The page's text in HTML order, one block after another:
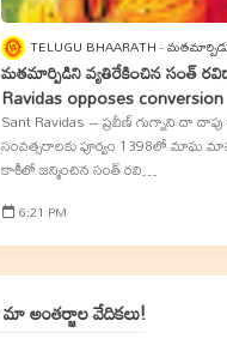
TELUGU BHAARATH
మతమార్పిడిని వ్యతిరేకించిన సంత్‌
Ravidas opposes conversion
Sant Ravidas – ప్రవీణ్‌ గుగ్నాని దా
సంవత్సరాలకు పూర్వం 1398లో మాఘ
కాశీలో జన్మించిన సంత్‌ రవి…
6:21 PM
మా అంతర్జాల వేదికలు!